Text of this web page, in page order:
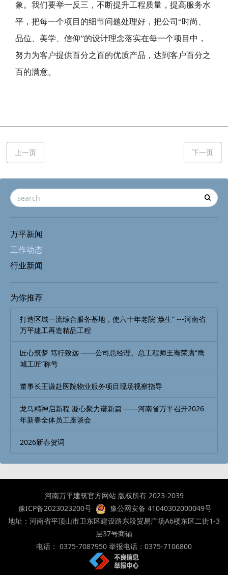
象。我们要举一反三，不断提升工程质量，提高服务水
平，把每一个项目的细节问题处理好，把公司“时尚、
品位、美学、信仰”的设计理念落实在每一个项目中，
努力为客户提供百分之百的优质产品，达到客户百分之
百的满意。
上一页 下一页
万平新闻
工作动态
行业新闻
为你推荐
打造区域一流综合服务基地，使六十年老院“焕生” ---河南省
万平建工再造精品工程
匠心筑梦 笃行致远 ——公司总经理、总工程师王骞荣膺“鹰
城工匠”称号
董事长王谦赴医院物业服务项目现场视察指导
龙马精神启新程 凝心聚力谱新篇 ——河南省万平召开2026
年新春全体员工座谈会
2026新春贺词
河南万平建筑官方网站 版权所有 2023-2039
豫ICP备2023023200号
豫公网安备 41040302000049号
地址：河南省平顶山市卫东区建设路东段贸易广场A6楼东区二街1-3
层37号商铺
电话： 0375-7087950 举报电话：0375-7106800